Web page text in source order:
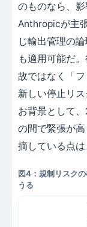
のものなら、
Anthropicが主
じ輸出管理の
も適用可能だ
故ではなく「
新しい停止リ
お背景として
の間で緊張が
摘している点は
図4：規制リスク
うる